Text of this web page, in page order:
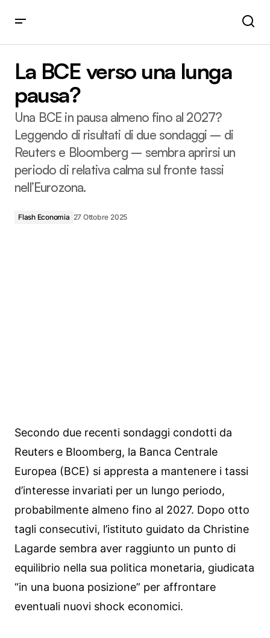
La BCE verso una lunga
pausa?
Una BCE in pausa almeno fino al 2027?
Leggendo di risultati di due sondaggi – di
Reuters e Bloomberg – sembra aprirsi un
periodo di relativa calma sul fronte tassi
nell’Eurozona.
Flash Economia 27 Ottobre 2025
Secondo due recenti sondaggi condotti da
Reuters e Bloomberg, la Banca Centrale
Europea (BCE) si appresta a mantenere i tassi
d’interesse invariati per un lungo periodo,
probabilmente almeno fino al 2027. Dopo otto
tagli consecutivi, l’istituto guidato da Christine
Lagarde sembra aver raggiunto un punto di
equilibrio nella sua politica monetaria, giudicata
“in una buona posizione” per affrontare
eventuali nuovi shock economici.